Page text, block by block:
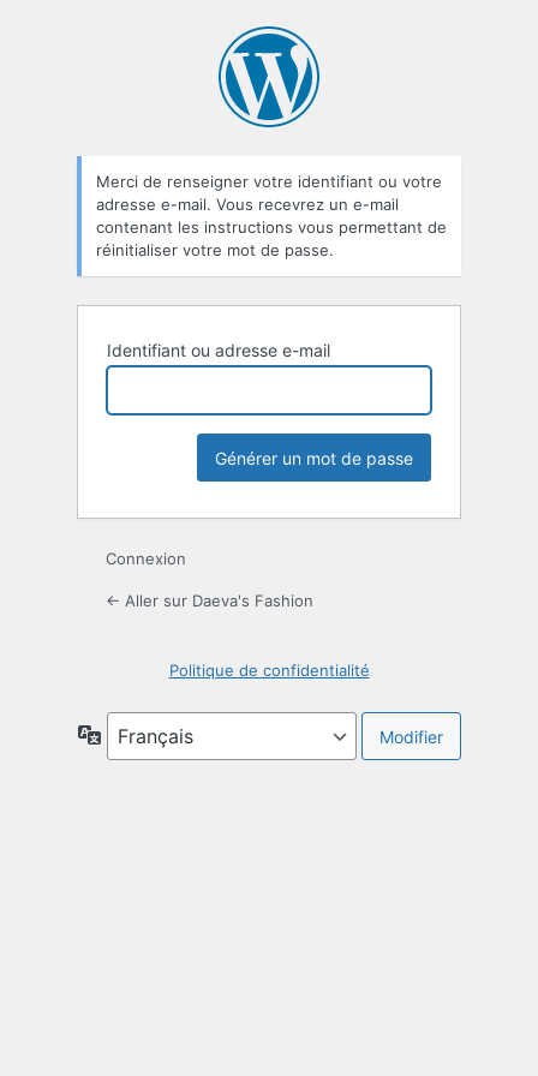
oublié
Merci de renseigner votre identifiant ou votre
adresse e-mail. Vous recevrez un e-mail
contenant les instructions vous permettant de
réinitialiser votre mot de passe.
Identifiant ou adresse e-mail
Connexion
← Aller sur Daeva's Fashion
Politique de confidentialité
Langue